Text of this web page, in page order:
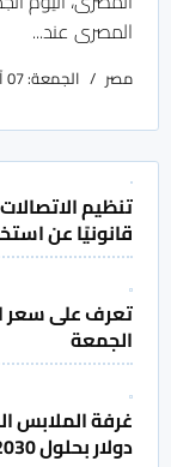
المصرى عند...
مصر الجمعة: 07 آب 2026
تنظيم
قانونيًا عن
تعرف على سعر
الجمعة
دولار بحلول 2030